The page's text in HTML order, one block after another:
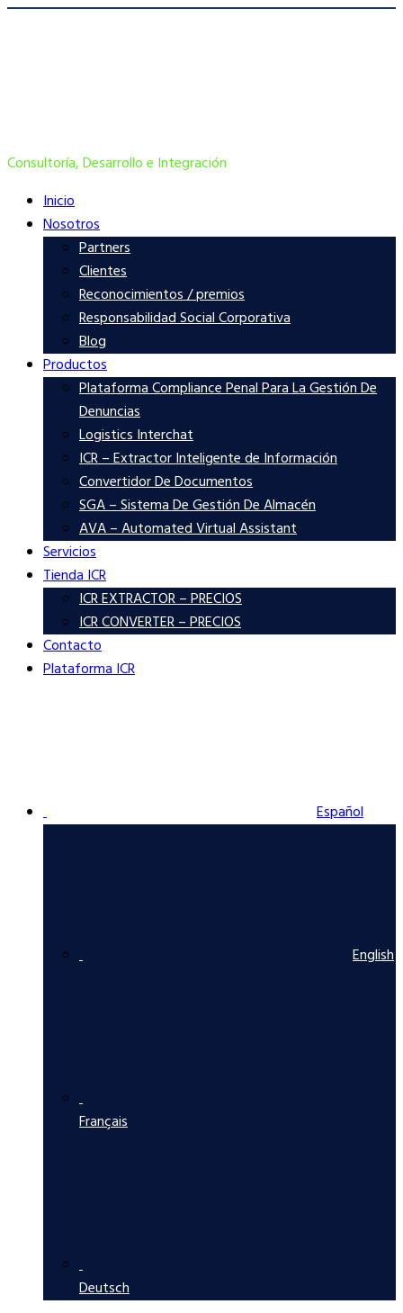
Consultoría, Desarrollo e Integración
Inicio
Nosotros
Partners
Clientes
Reconocimientos / premios
Responsabilidad Social Corporativa
Blog
Productos
Plataforma Compliance Penal Para La Gestión De
Denuncias
Logistics Interchat
ICR – Extractor Inteligente de Información
Convertidor De Documentos
SGA – Sistema De Gestión De Almacén
AVA – Automated Virtual Assistant
Servicios
Tienda ICR
ICR EXTRACTOR – PRECIOS
ICR CONVERTER – PRECIOS
Contacto
Plataforma ICR
Español
English
Français
Deutsch